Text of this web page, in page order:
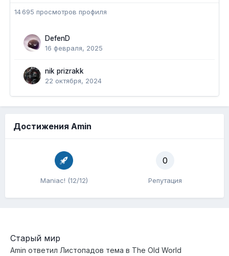
14 695 просмотров профиля
DefenD
16 февраля, 2025
nik prizrakk
22 октября, 2024
Достижения Amin
Maniac! (12/12)
0
Репутация
Старый мир
Amin ответил Листопадов тема в The Old World